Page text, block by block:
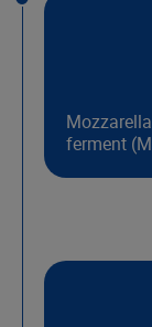
ferment